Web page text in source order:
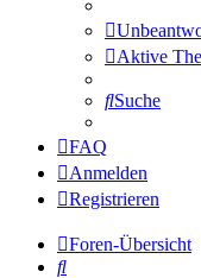
Aktive
Suche
FAQ
Anmelden
Registrieren
Foren-Übersicht
Suche